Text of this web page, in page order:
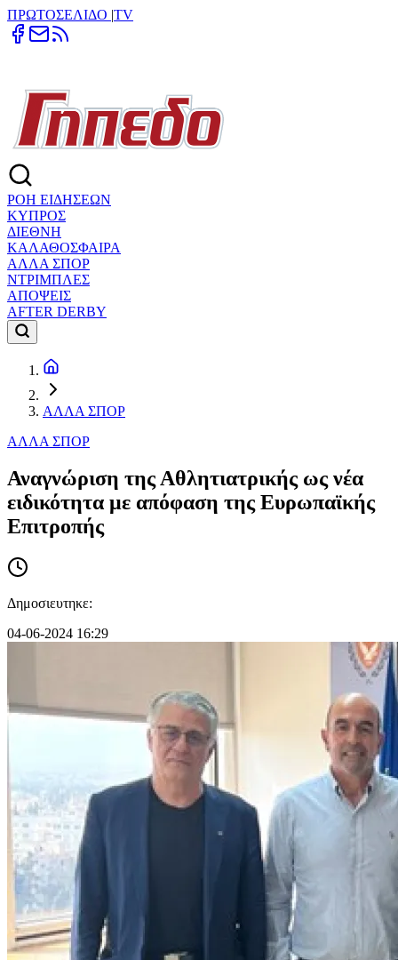
ΠΡΩΤΟΣΕΛΙΔΟ |TV
ΡΟΗ ΕΙΔΗΣΕΩΝ
ΚΥΠΡΟΣ
ΔΙΕΘΝΗ
ΚΑΛΑΘΟΣΦΑΙΡΑ
ΑΛΛΑ ΣΠΟΡ
ΝΤΡΙΜΠΛΕΣ
ΑΠΟΨΕΙΣ
AFTER DERBY
ΑΛΛΑ ΣΠΟΡ
ΑΛΛΑ ΣΠΟΡ
Αναγνώριση της Αθλητιατρικής ως νέα
ειδικότητα με απόφαση της Ευρωπαϊκής
Επιτροπής
Δημοσιευτηκε:
04-06-2024 16:29